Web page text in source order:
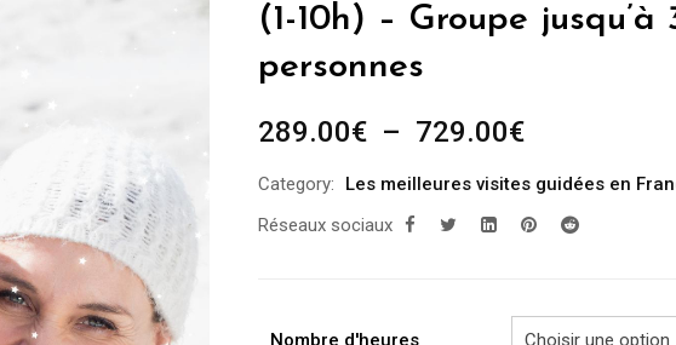
(1-10h) – Groupe jusqu’à
personnes
289.00€ – 729.00€Plage
prix :
289.00€
Category:
Les meilleures visites guidées en
Réseaux sociaux
Nombre d'heures